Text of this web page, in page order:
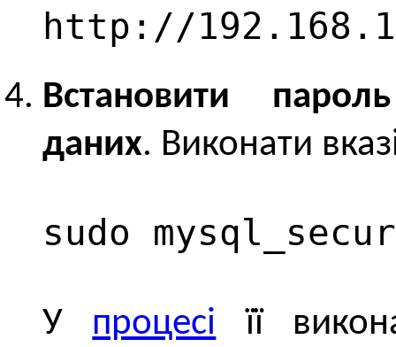
http://
Встановити
даних. Виконати
sudo
У процесі її